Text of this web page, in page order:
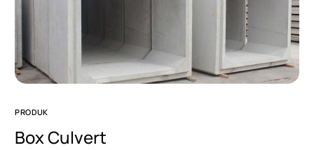
PRODUK
Box Culvert